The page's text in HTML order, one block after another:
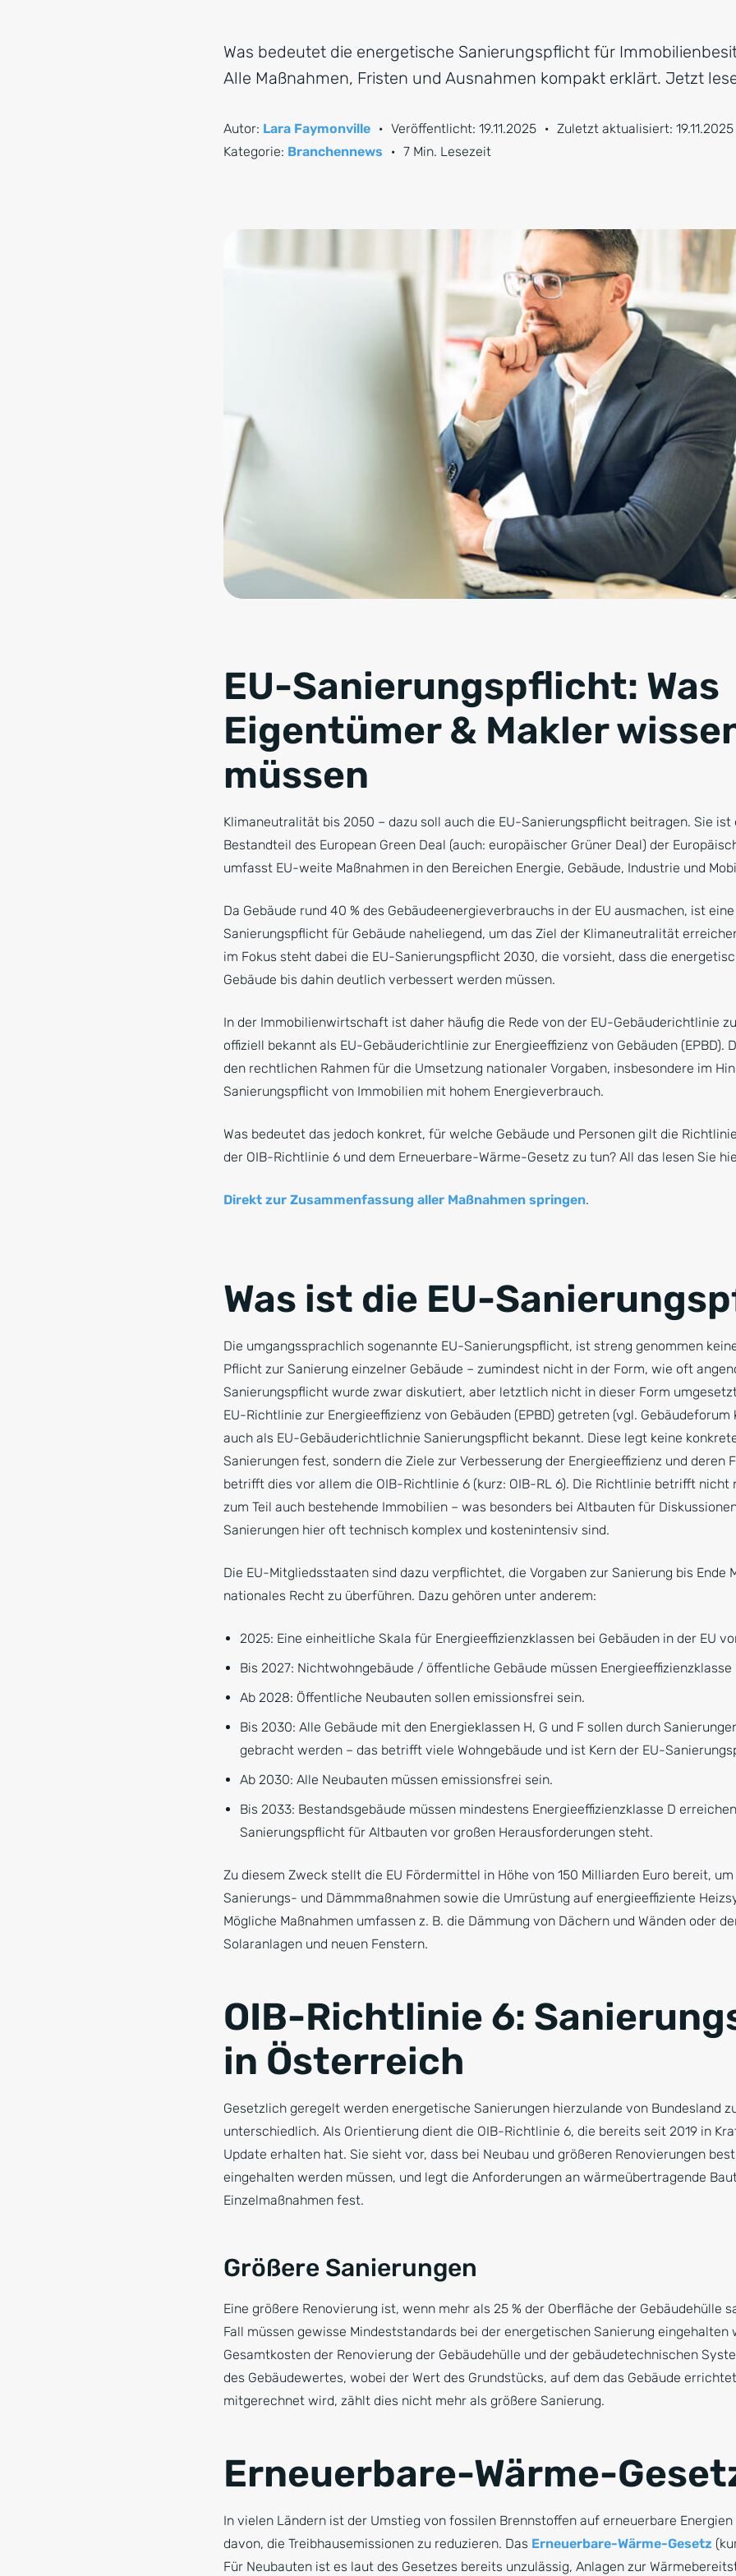
Was bedeutet die energetische Sanierungspflicht für
Alle Maßnahmen, Fristen und Ausnahmen kompakt erklärt. Jetzt
Autor: Lara Faymonville · Veröffentlicht: 19.11.2025 · Zuletzt aktualisiert: 19.11.2025
Kategorie: Branchennews · 7 Min. Lesezeit
EU-Sanierungspflicht: Was
Eigentümer & Makler
müssen
Klimaneutralität bis 2050 – dazu soll auch die EU-Sanierungspflicht beitragen. Sie ist
Bestandteil des European Green Deal (auch: europäischer Grüner Deal) der
umfasst EU-weite Maßnahmen in den Bereichen Energie, Gebäude, Industrie und
Da Gebäude rund 40 % des Gebäudeenergieverbrauchs in der EU ausmachen, ist
Sanierungspflicht für Gebäude naheliegend, um das Ziel der Klimaneutralität
im Fokus steht dabei die EU-Sanierungspflicht 2030, die vorsieht, dass die
Gebäude bis dahin deutlich verbessert werden müssen.
In der Immobilienwirtschaft ist daher häufig die Rede von der EU-Gebäuderichtlinie
offiziell bekannt als EU-Gebäuderichtlinie zur Energieeffizienz von Gebäuden (EPBD).
den rechtlichen Rahmen für die Umsetzung nationaler Vorgaben, insbesondere im
Sanierungspflicht von Immobilien mit hohem Energieverbrauch.
Was bedeutet das jedoch konkret, für welche Gebäude und Personen gilt die
der OIB-Richtlinie 6 und dem Erneuerbare-Wärme-Gesetz zu tun? All das lesen Sie
Direkt zur Zusammenfassung aller Maßnahmen springen.
Was ist die EU-
Die umgangssprachlich sogenannte EU-Sanierungspflicht, ist streng genommen
Pflicht zur Sanierung einzelner Gebäude – zumindest nicht in der Form, wie oft
Sanierungspflicht wurde zwar diskutiert, aber letztlich nicht in dieser Form
EU-Richtlinie zur Energieeffizienz von Gebäuden (EPBD) getreten (vgl.
auch als EU-Gebäuderichtlichnie Sanierungspflicht bekannt. Diese legt keine
Sanierungen fest, sondern die Ziele zur Verbesserung der Energieeffizienz und deren
betrifft dies vor allem die OIB-Richtlinie 6 (kurz: OIB-RL 6). Die Richtlinie betrifft nicht
zum Teil auch bestehende Immobilien – was besonders bei Altbauten für
Sanierungen hier oft technisch komplex und kostenintensiv sind.
Die EU-Mitgliedsstaaten sind dazu verpflichtet, die Vorgaben zur Sanierung bis Ende
nationales Recht zu überführen. Dazu gehören unter anderem:
2025: Eine einheitliche Skala für Energieeffizienzklassen bei Gebäuden in der EU
Bis 2027: Nichtwohngebäude / öffentliche Gebäude müssen
Ab 2028: Öffentliche Neubauten sollen emissionsfrei sein.
Bis 2030: Alle Gebäude mit den Energieklassen H, G und F sollen durch
gebracht werden – das betrifft viele Wohngebäude und ist Kern der EU-
Ab 2030: Alle Neubauten müssen emissionsfrei sein.
Bis 2033: Bestandsgebäude müssen mindestens Energieeffizienzklasse D
Sanierungspflicht für Altbauten vor großen Herausforderungen steht.
Zu diesem Zweck stellt die EU Fördermittel in Höhe von 150 Milliarden Euro bereit,
Sanierungs- und Dämmmaßnahmen sowie die Umrüstung auf energieeffiziente
Mögliche Maßnahmen umfassen z. B. die Dämmung von Dächern und Wänden oder
Solaranlagen und neuen Fenstern.
OIB-Richtlinie 6:
in Österreich
Gesetzlich geregelt werden energetische Sanierungen hierzulande von Bundesland
unterschiedlich. Als Orientierung dient die OIB-Richtlinie 6, die bereits seit 2019 in
Update erhalten hat. Sie sieht vor, dass bei Neubau und größeren Renovierungen
eingehalten werden müssen, und legt die Anforderungen an wärmeübertragende
Einzelmaßnahmen fest.
Größere Sanierungen
Eine größere Renovierung ist, wenn mehr als 25 % der Oberfläche der Gebäudehülle
Fall müssen gewisse Mindeststandards bei der energetischen Sanierung eingehalten
Gesamtkosten der Renovierung der Gebäudehülle und der gebäudetechnischen
des Gebäudewertes, wobei der Wert des Grundstücks, auf dem das Gebäude
mitgerechnet wird, zählt dies nicht mehr als größere Sanierung.
Erneuerbare-Wärme-
In vielen Ländern ist der Umstieg von fossilen Brennstoffen auf erneuerbare
davon, die Treibhausemissionen zu reduzieren. Das Erneuerbare-Wärme-Gesetz
Für Neubauten ist es laut des Gesetzes bereits unzulässig, Anlagen zur